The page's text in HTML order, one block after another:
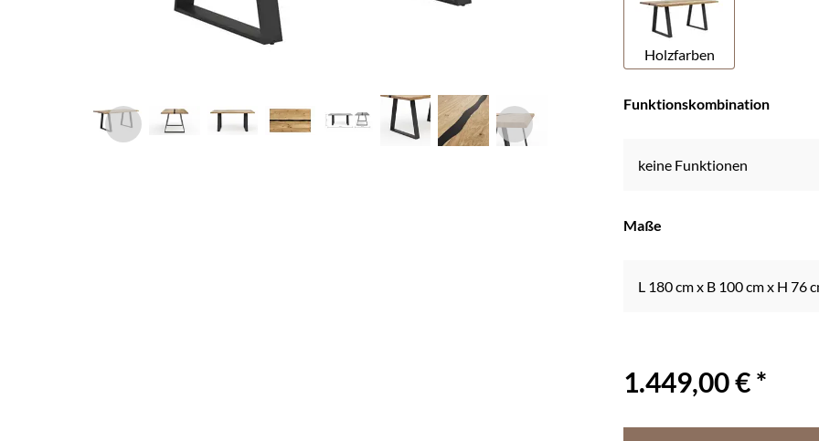
Holzfarben
Funktionskombination
keine Funktionen
Maße
L 180 cm x B 100 cm x H 76
1.449,00 € *